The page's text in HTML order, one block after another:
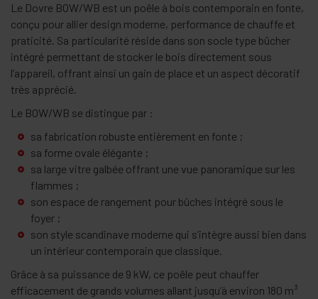
Le Dovre BOW/WB est un poêle à bois contemporain en fonte,
conçu pour allier design moderne, performance de chauffe et
praticité. Sa particularité réside dans son socle type bûcher
intégré permettant de stocker le bois directement sous
l’appareil, offrant ainsi un gain de place et un aspect décoratif
très apprécié.
Le BOW/WB se distingue par :
sa fabrication robuste entièrement en fonte ;
sa forme ovale élégante ;
sa large vitre galbée offrant une vue panoramique sur les
flammes ;
son espace de rangement pour bûches intégré sous le
foyer ;
son style scandinave moderne qui s’intègre aussi bien dans
un intérieur contemporain que classique.
Grâce à sa puissance de 9 kW, ce poêle peut chauffer
efficacement de grands volumes allant jusqu’à environ 180 m³